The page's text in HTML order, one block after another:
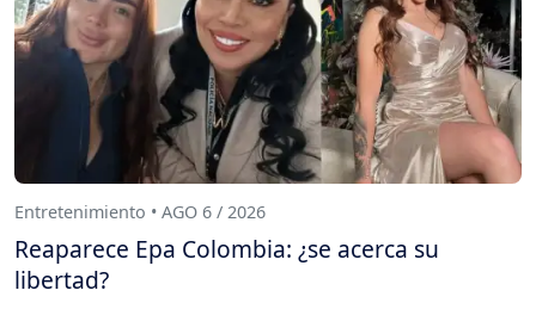
Entretenimiento • AGO 6 / 2026
Reaparece Epa Colombia: ¿se acerca su
libertad?